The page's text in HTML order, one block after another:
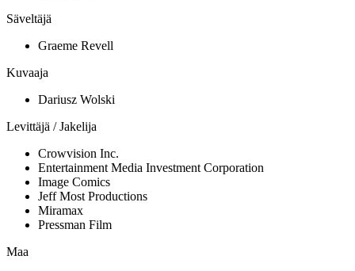
Säveltäjä
Graeme Revell
Kuvaaja
Dariusz Wolski
Levittäjä / Jakelija
Crowvision Inc.
Entertainment Media Investment Corporation
Image Comics
Jeff Most Productions
Miramax
Pressman Film
Maa